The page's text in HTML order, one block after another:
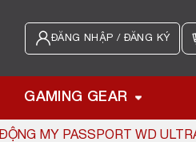
ĐĂNG NHẬP / ĐĂNG KÝ
GAMING GEAR
MY PASSPORT WD